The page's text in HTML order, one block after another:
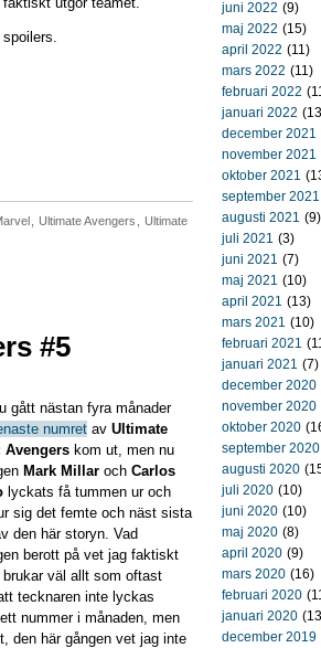
Ultimate Avengers
Ultimate
#5
gått nästan fyra månader
numret av Ultimate
Avengers kom ut, men nu
Mark Millar och Carlos
lyckats få tummen ur och
sig det femte och näst sista
den här storyn. Vad
berott på vet jag faktiskt
väl allt som oftast
tecknaren inte lyckas
nummer i månaden, men
den här gången vet jag inte
juni 2022 (9)
maj 2022 (15)
april 2022 (11)
mars 2022 (11)
februari 2022
januari 2022
december 2021
november 2021
oktober 2021
september 2021
augusti 2021 (9)
juli 2021 (3)
juni 2021 (7)
maj 2021 (10)
april 2021 (13)
mars 2021 (10)
februari 2021
januari 2021 (7)
december 2020
november 2020
oktober 2020
september 2020
augusti 2020
juli 2020 (10)
juni 2020 (10)
maj 2020 (8)
april 2020 (9)
mars 2020 (16)
februari 2020
januari 2020
december 2019